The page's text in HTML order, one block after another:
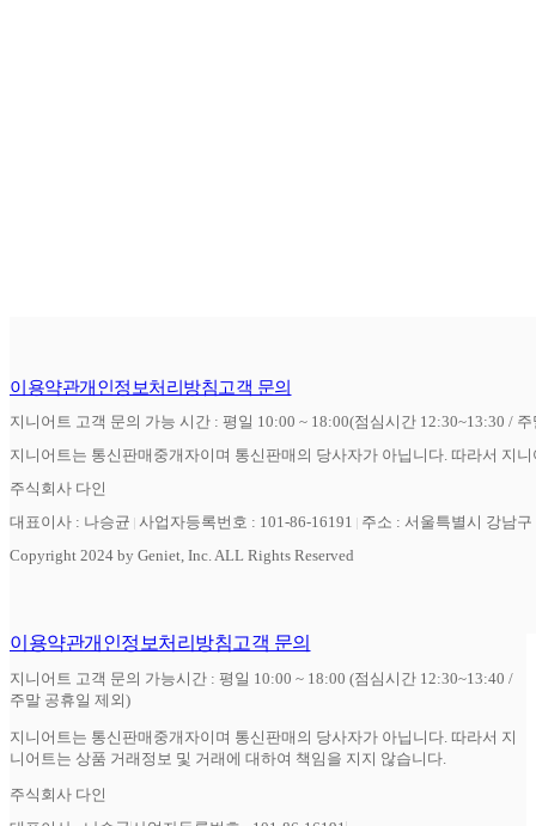
이용약관개인정보처리방침고객 문의
지니어트 고객 문의 가능 시간 : 평일 10:00 ~ 18:00(점심시간 12:30~13:30 /
지니어트는 통신판매중개자이며 통신판매의 당사자가 아닙니다. 따라서 지
주식회사 다인
대표이사 : 나승균 사업자등록번호 : 101-86-16191
주소 : 서울특별시 강남
Copyright 2024 by Geniet, Inc. ALL Rights Reserved
이용약관개인정보처리방침고객 문의
지니어트 고객 문의 가능시간 : 평일 10:00 ~ 18:00 (점심시간 12:30~13:40 /
주말 공휴일 제외)
지니어트는 통신판매중개자이며 통신판매의 당사자가 아닙니다. 따라서 지
니어트는 상품 거래정보 및 거래에 대하여 책임을 지지 않습니다.
주식회사 다인